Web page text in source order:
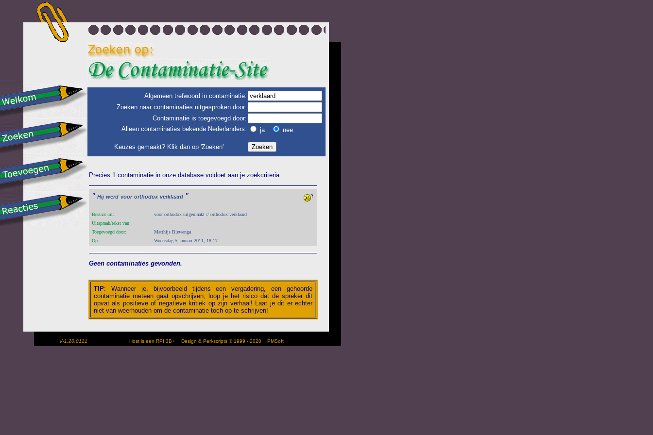
Algemeen trefwoord in contaminatie:
Zoeken naar contaminaties uitgesproken door:
Contaminatie is toegevoegd door:
Alleen contaminaties bekende Nederlanders:
ja nee
Keuzes gemaakt? Klik dan op 'Zoeken'
Precies 1 contaminatie in onze database voldoet aan je zoekcriteria:
" Hij werd voor orthodox verklaard "
Bestaat uit:
voor orthodox uitgemaakt // orthodox verklaard
Uitspraak/tekst van:
Toegevoegd door:
Matthijs Biewenga
Op:
Woensdag 5 Januari 2011, 18:17
Geen contaminaties gevonden.
TIP: Wanneer je, bijvoorbeeld tijdens een vergadering, een gehoorde
contaminatie meteen gaat opschrijven, loop je het risico dat de spreker dit
opvat als positieve of negatieve kritiek op zijn verhaal! Laat je dit er echter
niet van weerhouden om de contaminatie toch op te schrijven!
V-1.20.0121 Host is een RPI 3B+ Design & Perl-scripts © 1999 - 2020 PMSoft